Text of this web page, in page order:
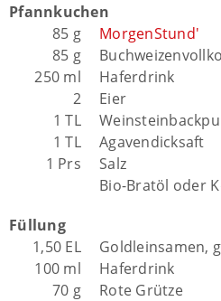
Pfannkuchen
85 g
MorgenStund'
85 g
250 ml
Haferdrink
2
Eier
1 TL
1 TL
Agavendicksaft
1 Prs
Salz
Bio-Bratöl oder
Füllung
1,50 EL
Goldleinsamen,
100 ml
Haferdrink
70 g
Rote Grütze